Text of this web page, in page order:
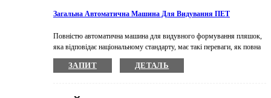
Загальна Автоматична Машина Для Видування ПЕТ
Повністю автоматична машина для видувного формування пляшок,
яка відповідає національному стандарту, має такі переваги, як повна
автоматизація, високий інтелект, стабільна функція, простий склад,
висока ефективність, низька вартість енергії та відсутність
ЗАПИТ ДЕТАЛЬ